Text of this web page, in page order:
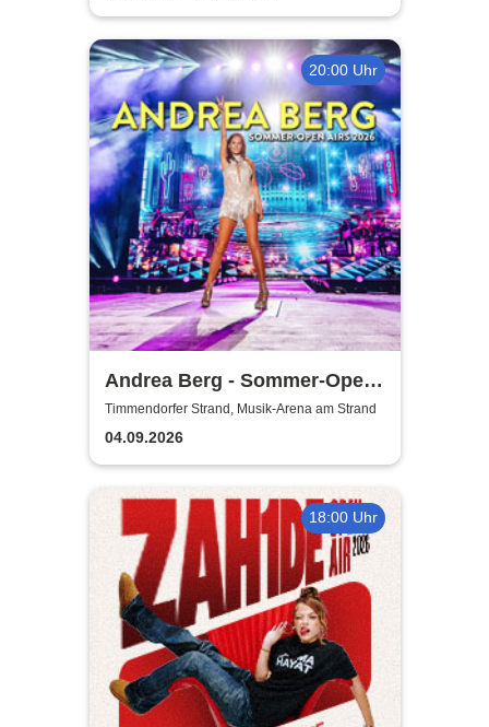
20:00 Uhr
Andrea Berg - Sommer-Open
Airs 2026
Timmendorfer Strand, Musik-Arena am Strand
04.09.2026
18:00 Uhr